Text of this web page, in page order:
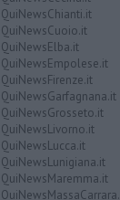
QuiNewsChianti.it
QuiNewsCuoio.it
QuiNewsElba.it
QuiNewsEmpolese.it
QuiNewsFirenze.it
QuiNewsGarfagnana.it
QuiNewsGrosseto.it
QuiNewsLivorno.it
QuiNewsLucca.it
QuiNewsLunigiana.it
QuiNewsMaremma.it